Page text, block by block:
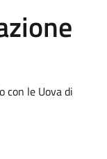
le Uova di